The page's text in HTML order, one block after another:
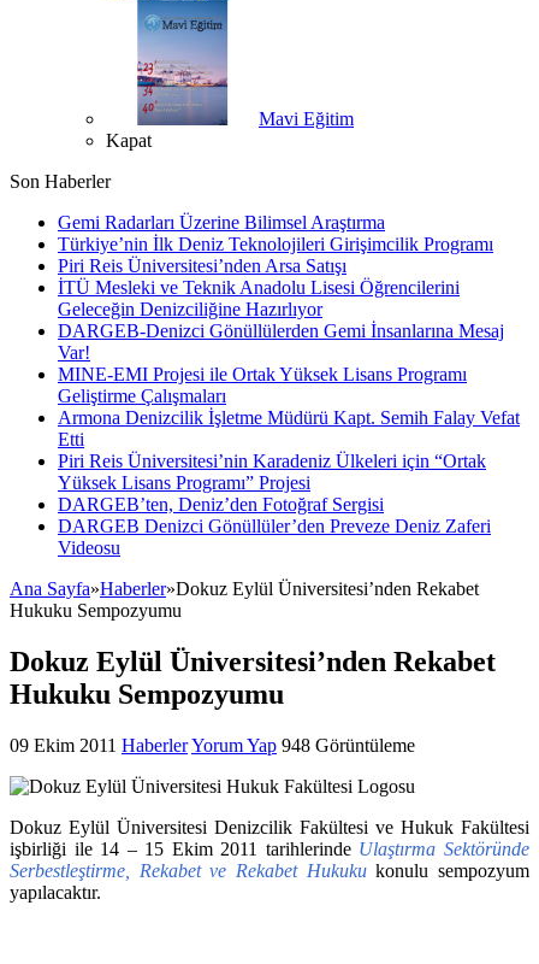
Mavi Eğitim
Kapat
Son Haberler
Gemi Radarları Üzerine Bilimsel Araştırma
Türkiye’nin İlk Deniz Teknolojileri Girişimcilik Programı
Piri Reis Üniversitesi’nden Arsa Satışı
İTÜ Mesleki ve Teknik Anadolu Lisesi Öğrencilerini
Geleceğin Denizciliğine Hazırlıyor
DARGEB-Denizci Gönüllülerden Gemi İnsanlarına Mesaj
Var!
MINE-EMI Projesi ile Ortak Yüksek Lisans Programı
Geliştirme Çalışmaları
Armona Denizcilik İşletme Müdürü Kapt. Semih Falay Vefat
Etti
Piri Reis Üniversitesi’nin Karadeniz Ülkeleri için “Ortak
Yüksek Lisans Programı” Projesi
DARGEB’ten, Deniz’den Fotoğraf Sergisi
DARGEB Denizci Gönüllüler’den Preveze Deniz Zaferi
Videosu
Ana Sayfa»Haberler»Dokuz Eylül Üniversitesi’nden Rekabet
Hukuku Sempozyumu
Dokuz Eylül Üniversitesi’nden Rekabet
Hukuku Sempozyumu
09 Ekim 2011 HaberlerYorum Yap 948 Görüntüleme
Dokuz Eylül Üniversitesi Denizcilik Fakültesi ve Hukuk Fakültesi
işbirliği ile 14 – 15 Ekim 2011 tarihlerinde Ulaştırma Sektöründe
Serbestleştirme, Rekabet ve Rekabet Hukukukonulu sempozyum
yapılacaktır.